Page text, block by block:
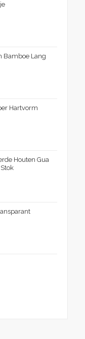
Bamboe Lang
Hartvorm
Houten Gua